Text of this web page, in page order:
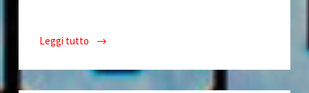
Leggi tutto
Five
Cameras